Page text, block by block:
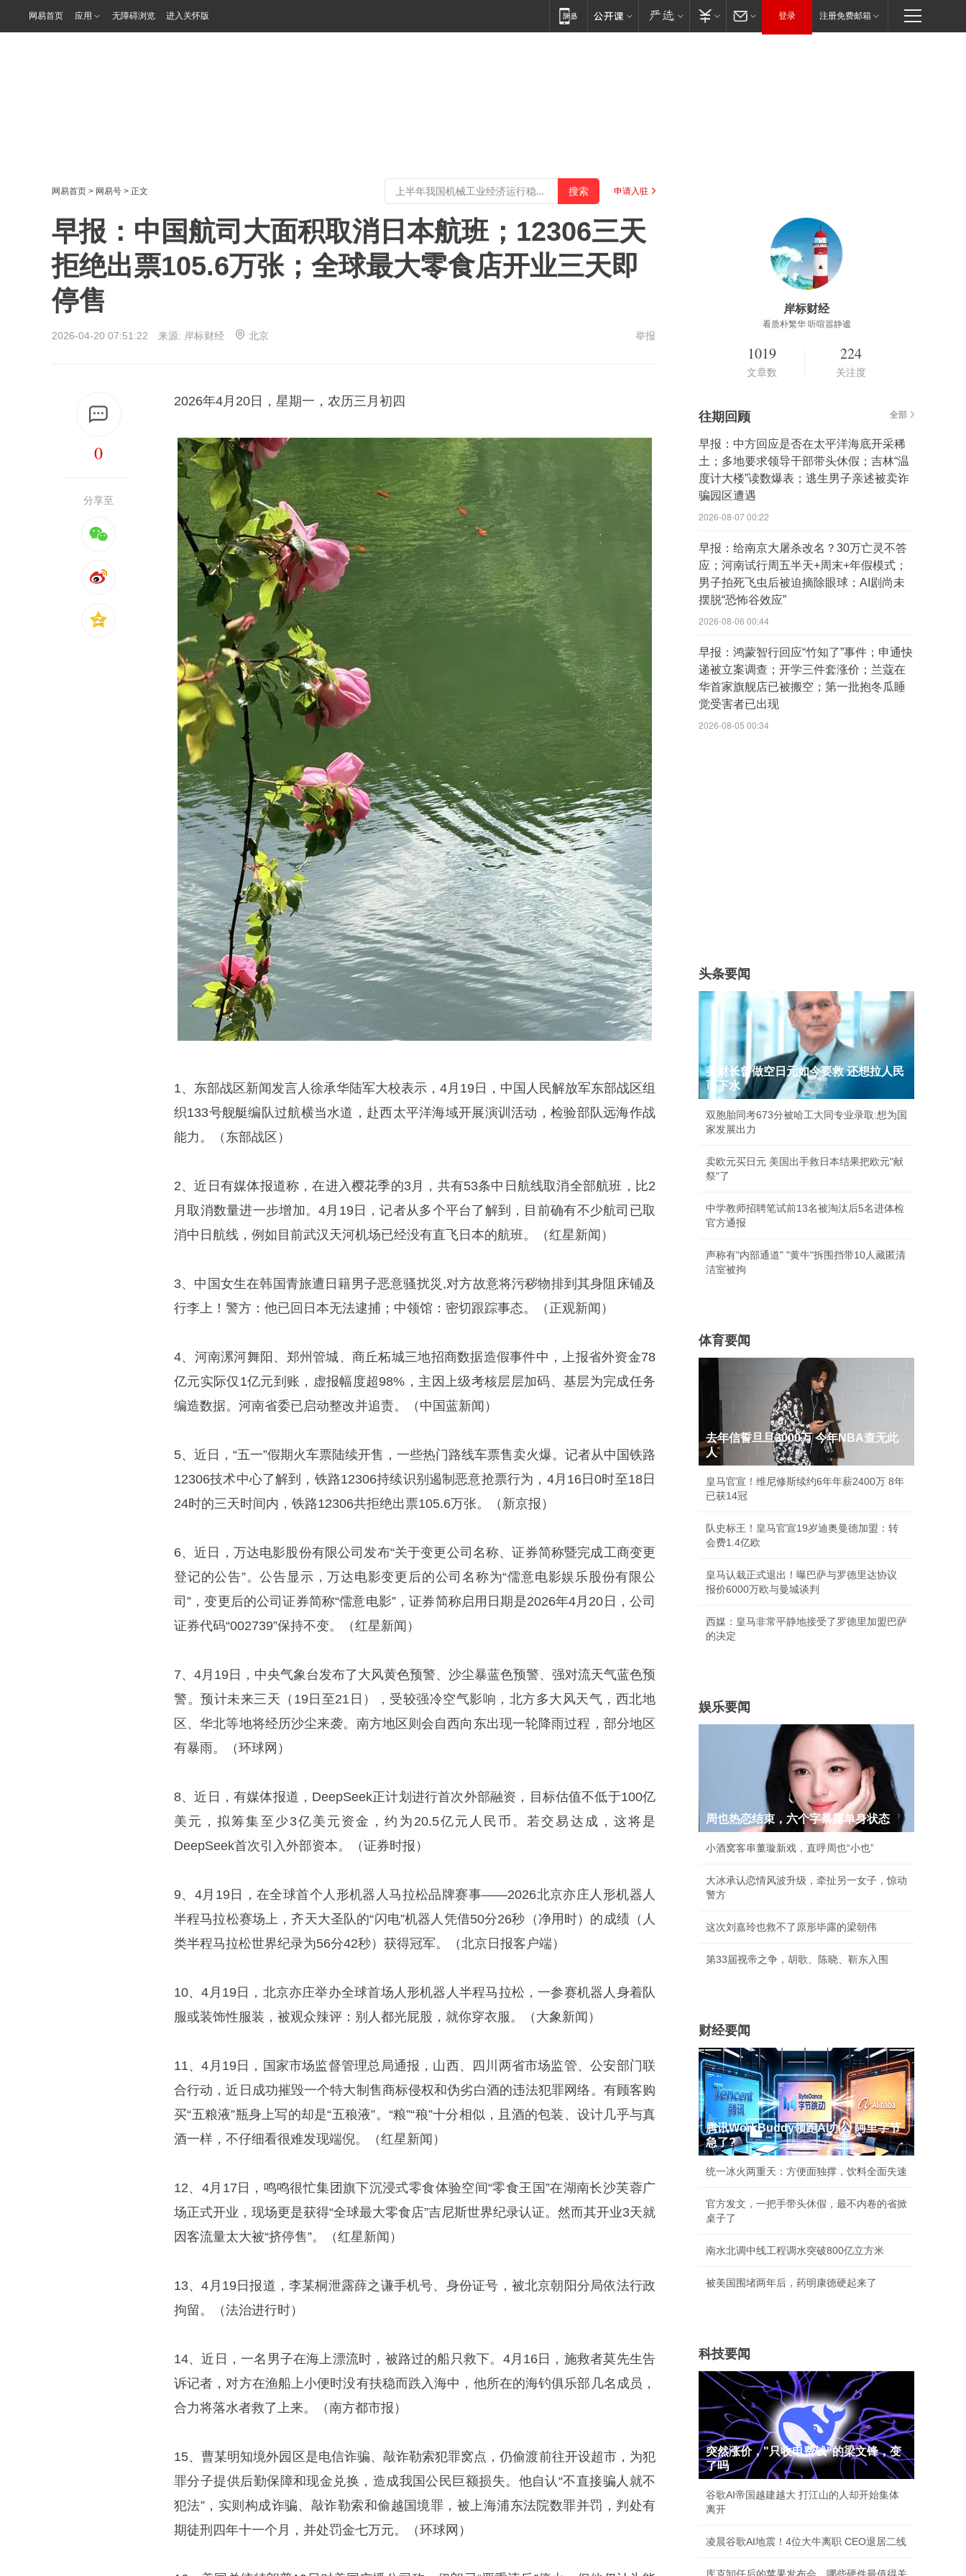
网易首页 应用 无障碍浏览 进入关怀版 登录 注册免费邮箱
网易首页 > 网易号 > 正文 申请入驻
早报：中国航司大面积取消日本航班；12306三天
拒绝出票105.6万张；全球最大零食店开业三天即
停售
2026-04-20 07:51:22 来源: 岸标财经 北京 举报
0
分享至
2026年4月20日，星期一，农历三月初四
1、东部战区新闻发言人徐承华陆军大校表示，4月19日，中国人民解放军东部战区组
织133号舰艇编队过航横当水道，赴西太平洋海域开展演训活动，检验部队远海作战
能力。（东部战区）
2、近日有媒体报道称，在进入樱花季的3月，共有53条中日航线取消全部航班，比2
月取消数量进一步增加。4月19日，记者从多个平台了解到，目前确有不少航司已取
消中日航线，例如目前武汉天河机场已经没有直飞日本的航班。‌‌（红星新闻）
3、中国女生在韩国青旅遭日籍男子恶意骚扰災,对方故意将污秽物排到其身阻床铺及
行李上！警方：他已回日本无法逮捕；中领馆：密切跟踪事态。（正观新闻）
4、河南漯河舞阳、郑州管城、商丘柘城三地招商数据造假事件中，上报省外资金78
亿元实际仅1亿元到账，虚报幅度超98%，主因上级考核层层加码、基层为完成任务
编造数据。河南省委已启动整改并追责。‌‌（中国蓝新闻）
5、近日，“五一”假期火车票陆续开售，一些热门路线车票售卖火爆。记者从中国铁路
12306技术中心了解到，铁路12306持续识别遏制恶意抢票行为，4月16日0时至18日
24时的三天时间内，铁路12306共拒绝出票105.6万张。‌‌（新京报）
6、近日，万达电影股份有限公司发布“关于变更公司名称、证券简称暨完成工商变更
登记的公告”。公告显示，万达电影变更后的公司名称为“儒意电影娱乐股份有限公
司”，变更后的公司证券简称“儒意电影”，证券简称启用日期是2026年4月20日，公司
证券代码“002739”保持不变。‌‌（红星新闻）
7、4月19日，中央气象台发布了大风黄色预警、沙尘暴蓝色预警、强对流天气蓝色预
警。预计未来三天（19日至21日），受较强冷空气影响，北方多大风天气，西北地
区、华北等地将经历沙尘来袭。南方地区则会自西向东出现一轮降雨过程，部分地区
有暴雨。‌‌（环球网）
8、近日，有媒体报道，DeepSeek正计划进行首次外部融资，目标估值不低于100亿
美元，拟筹集至少3亿美元资金，约为20.5亿元人民币。若交易达成，这将是
DeepSeek首次引入外部资本。‌‌（证券时报）
9、4月19日，在全球首个人形机器人马拉松品牌赛事——2026北京亦庄人形机器人
半程马拉松赛场上，齐天大圣队的“闪电”机器人凭借50分26秒（净用时）的成绩（人
类半程马拉松世界纪录为56分42秒）获得冠军。‌‌（北京日报客户端）
10、4月19日，北京亦庄举办全球首场人形机器人半程马拉松，一参赛机器人身着队
服或装饰性服装，被观众辣评：别人都光屁股，就你穿衣服。‌‌（大象新闻）
11、4月19日，国家市场监督管理总局通报，山西、四川两省市场监管、公安部门联
合行动，近日成功摧毁一个特大制售商标侵权和伪劣白酒的违法犯罪网络。有顾客购
买“五粮液”瓶身上写的却是“五稂液”。“粮”“稂”十分相似，且酒的包装、设计几乎与真
酒一样，不仔细看很难发现端倪。‌‌（红星新闻）
12、4月17日，鸣鸣很忙集团旗下沉浸式零食体验空间“零食王国”在湖南长沙芙蓉广
场正式开业，现场更是获得“全球最大零食店”吉尼斯世界纪录认证。然而其开业3天就
因客流量太大被“挤停售”。‌‌（红星新闻）
13、4月19日报道，李某桐泄露薛之谦手机号、身份证号，被北京朝阳分局依法行政
拘留。（法治进行时）
14、近日，一名男子在海上漂流时，被路过的船只救下。4月16日，施救者莫先生告
诉记者，对方在渔船上小便时没有扶稳而跌入海中，他所在的海钓俱乐部几名成员，
合力将落水者救了上来。（南方都市报）
15、曹某明知境外园区是电信诈骗、敲诈勒索犯罪窝点，仍偷渡前往开设超市，为犯
罪分子提供后勤保障和现金兑换，造成我国公民巨额损失。他自认“不直接骗人就不
犯法”，实则构成诈骗、敲诈勒索和偷越国境罪，被上海浦东法院数罪并罚，判处有
期徒刑四年十一个月，并处罚金七万元。‌‌（环球网）
岸标财经
看质朴繁华 听喧嚣静谧
1019
文章数
224
关注度
往期回顾 全部
早报：中方回应是否在太平洋海底开采稀
土；多地要求领导干部带头休假；吉林“温
度计大楼”读数爆表；逃生男子亲述被卖诈
骗园区遭遇
2026-08-07 00:22
早报：给南京大屠杀改名？30万亡灵不答
应；河南试行周五半天+周末+年假模式；
男子拍死飞虫后被迫摘除眼球；AI剧尚未
摆脱“恐怖谷效应”
2026-08-06 00:44
早报：鸿蒙智行回应“竹知了”事件；申通快
递被立案调查；开学三件套涨价；兰蔻在
华首家旗舰店已被搬空；第一批抱冬瓜睡
觉受害者已出现
2026-08-05 00:34
头条要闻
美财长曾做空日元如今要救 还想拉人民
币下水
双胞胎同考673分被哈工大同专业录取:想为国
家发展出力
卖欧元买日元 美国出手救日本结果把欧元"献
祭"了
中学教师招聘笔试前13名被淘汰后5名进体检
官方通报
声称有"内部通道" "黄牛"拆围挡带10人藏匿清
洁室被拘
体育要闻
去年信誓旦旦3000万 今年NBA查无此
人
皇马官宣！维尼修斯续约6年年薪2400万 8年
已获14冠
队史标王！皇马官宣19岁迪奥曼德加盟：转
会费1.4亿欧
皇马认栽正式退出！曝巴萨与罗德里达协议
报价6000万欧与曼城谈判
西媒：皇马非常平静地接受了罗德里加盟巴萨
的决定
娱乐要闻
周也热恋结束，六个字暴露单身状态
小酒窝客串董璇新戏，直呼周也“小也”
大冰承认恋情风波升级，牵扯另一女子，惊动
警方
这次刘嘉玲也救不了原形毕露的梁朝伟
第33届视帝之争，胡歌、陈晓、靳东入围
财经要闻
腾讯WorkBuddy领跑AI办公 阿里字节
急了?
统一冰火两重天：方便面独撑，饮料全面失速
官方发文，一把手带头休假，最不内卷的省掀
桌子了
南水北调中线工程调水突破800亿立方米
被美国围堵两年后，药明康德硬起来了
科技要闻
突然涨价，"只收电费钱"的梁文锋，变
了吗
谷歌AI帝国越建越大 打江山的人却开始集体
离开
凌晨谷歌AI地震！4位大牛离职 CEO退居二线